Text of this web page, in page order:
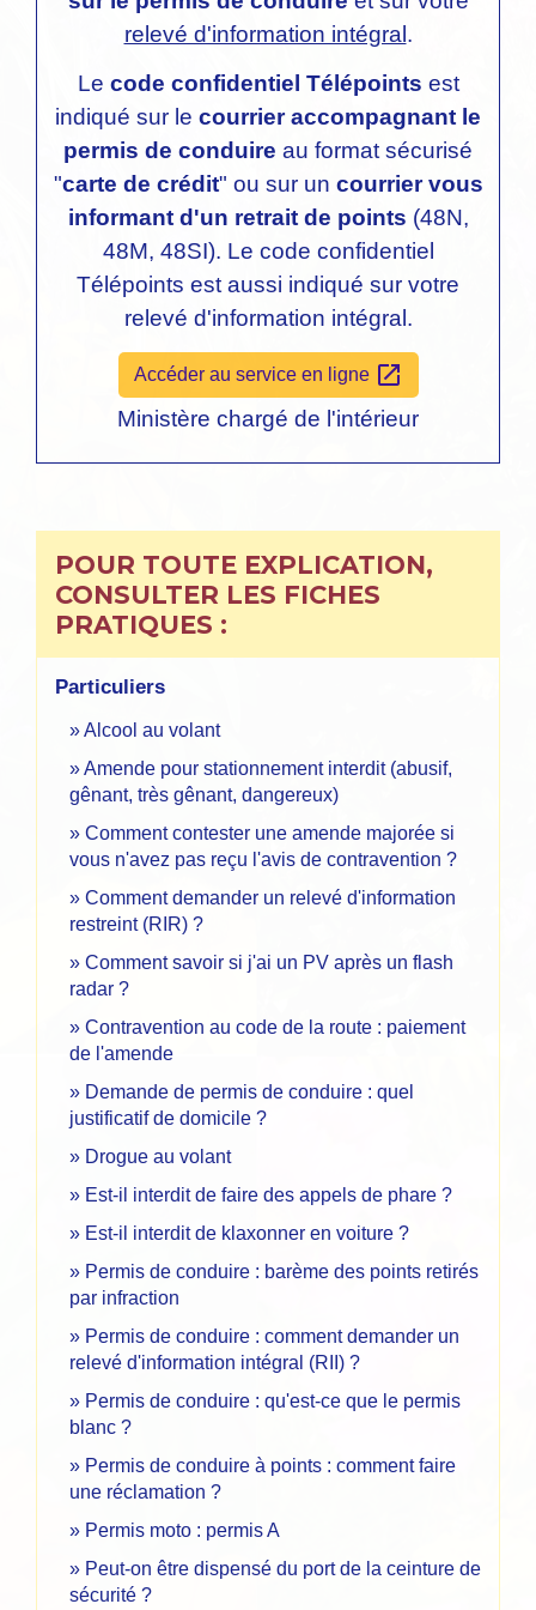
relevé d'information intégral.
Le code confidentiel Télépoints est
indiqué sur le courrier accompagnant le
permis de conduire au format sécurisé
"carte de crédit" ou sur un courrier vous
informant d'un retrait de points (48N,
48M, 48SI). Le code confidentiel
Télépoints est aussi indiqué sur votre
relevé d'information intégral.
Accéder au service en ligne open_in_new
Ministère chargé de l'intérieur
POUR TOUTE EXPLICATION,
CONSULTER LES FICHES
PRATIQUES :
Particuliers
Alcool au volant
Amende pour stationnement interdit (abusif,
gênant, très gênant, dangereux)
Comment contester une amende majorée si
vous n'avez pas reçu l'avis de contravention ?
Comment demander un relevé d'information
restreint (RIR) ?
Comment savoir si j'ai un PV après un flash
radar ?
Contravention au code de la route : paiement
de l'amende
Demande de permis de conduire : quel
justificatif de domicile ?
Drogue au volant
Est-il interdit de faire des appels de phare ?
Est-il interdit de klaxonner en voiture ?
Permis de conduire : barème des points retirés
par infraction
Permis de conduire : comment demander un
relevé d'information intégral (RII) ?
Permis de conduire : qu'est-ce que le permis
blanc ?
Permis de conduire à points : comment faire
une réclamation ?
Permis moto : permis A
Peut-on être dispensé du port de la ceinture de
sécurité ?